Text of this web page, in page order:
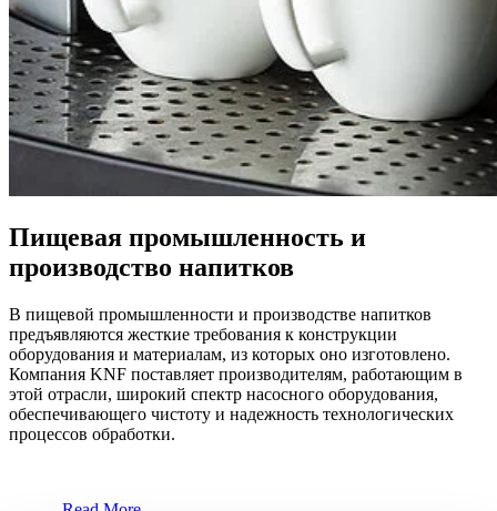
Пищевая промышленность и
производство напитков
В пищевой промышленности и производстве напитков
предъявляются жесткие требования к конструкции
оборудования и материалам, из которых оно изготовлено.
Компания KNF поставляет производителям, работающим в
этой отрасли, широкий спектр насосного оборудования,
обеспечивающего чистоту и надежность технологических
процессов обработки.